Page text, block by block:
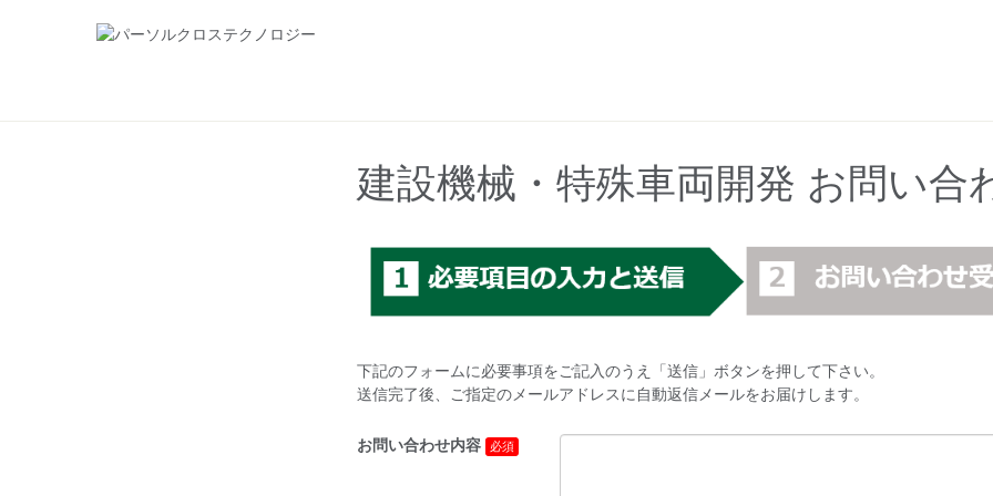
建設機械・特殊車両開発 お問い合
下記のフォームに必要事項をご記入のうえ「送信」ボタンを押して下さい。
送信完了後、ご指定のメールアドレスに自動返信メールをお届けします。
お問い合わせ内容